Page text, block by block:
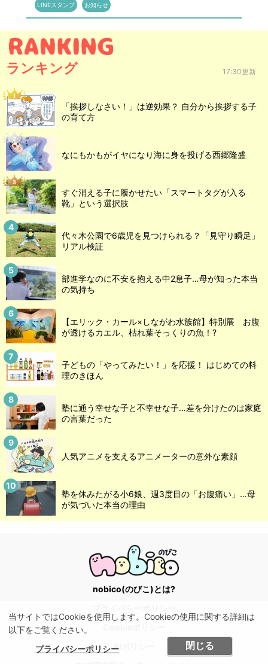
当サイトではCookieを使用します。Cookieの使用に関する詳細は
以下をご覧ください。
プライバシーポリシー
閉じる
LINEスタンプ お知らせ
ランキング 17:30更新
「挨拶しなさい！」は逆効果？ 自分から挨拶する子
の育て方
なにもかもがイヤになり海に身を投げる西郷隆盛
すぐ消える子に履かせたい「スマートタグが入る
靴」という選択肢
代々木公園で6歳児を見つけられる？「見守り瞬足」
リアル検証
部進学なのに不安を抱える中2息子…母が知った本当
の気持ち
【エリック・カール×しながわ水族館】特別展 お腹
が透けるカエル、枯れ葉そっくりの魚！?
子どもの「やってみたい！」を応援！ はじめての料
理のきほん
塾に通う幸せな子と不幸せな子…差を分けたのは家庭
の言葉だった
人気アニメを支えるアニメーターの意外な素顔
塾を休みたがる小6娘、週3度目の「お腹痛い」…母
が気づいた本当の理由
nobico(のびこ)とは?
AIポリシー